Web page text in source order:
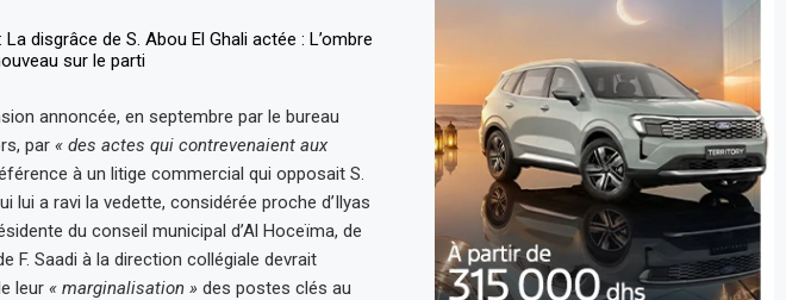
annoncée, en septembre par le bureau
par « des actes qui contrevenaient aux
à un litige commercial qui opposait S.
lui a ravi la vedette, considérée proche d’Ilyas
du conseil municipal d’Al Hoceïma, de
F. Saadi à la direction collégiale devrait
leur « marginalisation » des postes clés au